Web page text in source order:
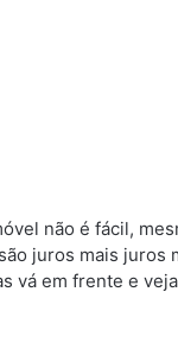
não é fácil,
juros mais
vá em frente e